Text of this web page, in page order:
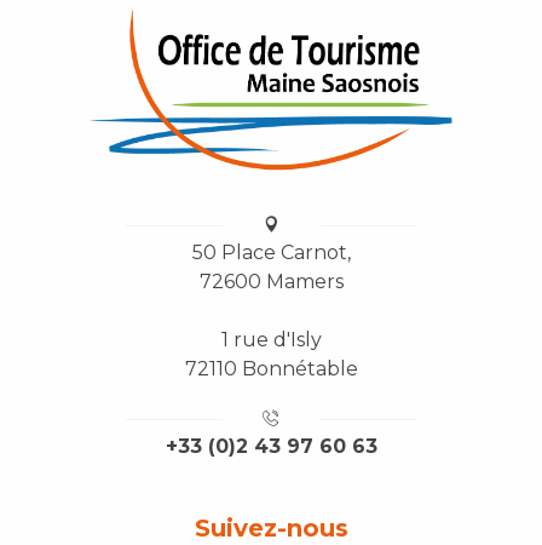
50 Place Carnot,
72600 Mamers
1 rue d'Isly
72110 Bonnétable
+33 (0)2 43 97 60 63
Suivez-nous